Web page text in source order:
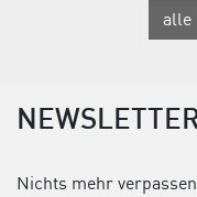
alle
Nichts mehr